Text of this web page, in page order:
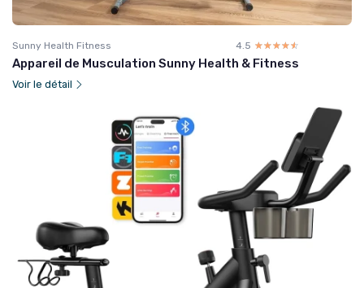
Sunny Health Fitness 4.5 ☆☆☆☆☆
★★★★★
Appareil de Musculation Sunny Health & Fitness
Voir le détail